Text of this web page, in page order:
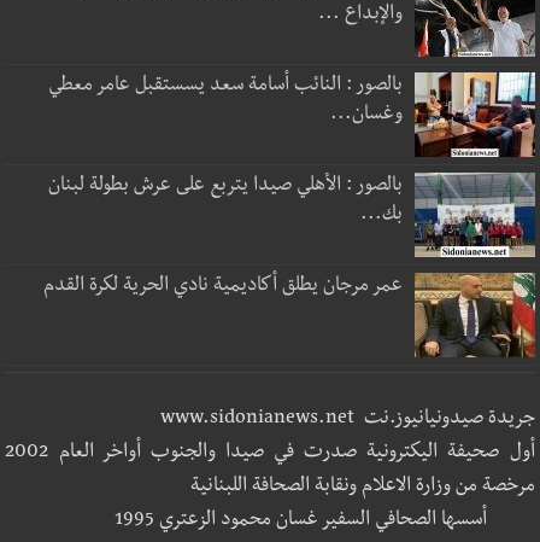
والإبداع ...
بالصور : النائب أسامة سعد يسستقبل عامر معطي
وغسان...
بالصور : الأهلي صيدا يتربع على عرش بطولة لبنان
بك...
عمر مرجان يطلق أكاديمية نادي الحرية لكرة القدم
جريدة صيدونيانيوز.نت www.sidonianews.net
أول صحيفة اليكترونية صدرت في صيدا والجنوب أواخر العام 2002
مرخصة من وزارة الاعلام ونقابة الصحافة اللبنانية
أسسها الصحافي السفير غسان محمود الزعتري 1995